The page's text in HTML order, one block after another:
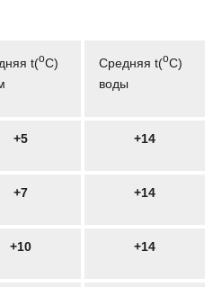
t(oC)
Средняя t(oC)
воды
+5 +14
+7 +14
+10 +14